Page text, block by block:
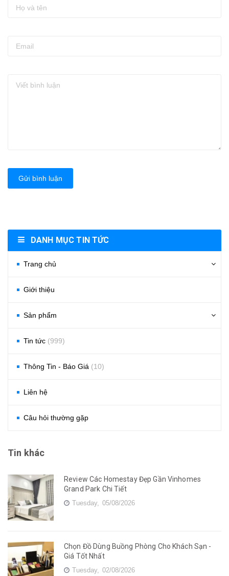
Gửi bình luận
DANH MỤC TIN TỨC
Trang chủ
Giới thiệu
Sản phẩm
Tin tức (999)
Thông Tin - Báo Giá (10)
Liên hệ
Câu hỏi thường gặp
Tin khác
Review Các Homestay Đẹp Gần Vinhomes
Grand Park Chi Tiết
Tuesday, 05/08/2026
Chọn Đồ Dùng Buồng Phòng Cho Khách Sạn -
Giá Tốt Nhất
Tuesday, 02/08/2026